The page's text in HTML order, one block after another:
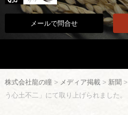
メールで問合せ
株式会社龍の瞳 > メディア掲載 > 新聞 >
う心土不二」にて取り上げられました。